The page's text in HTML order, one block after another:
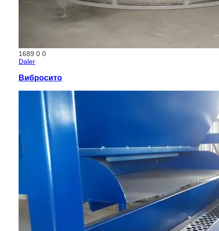
1689 0 0
Daler
Вибросито